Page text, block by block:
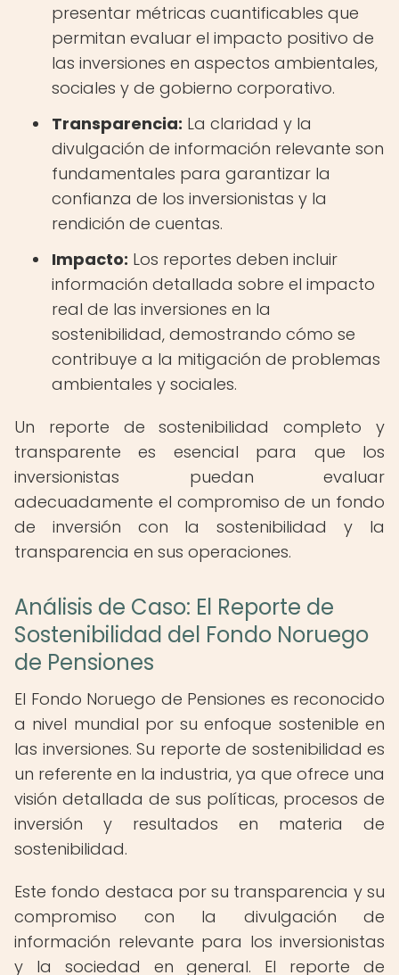
presentar métricas cuantificables que
permitan evaluar el impacto positivo de
las inversiones en aspectos ambientales,
sociales y de gobierno corporativo.
Transparencia: La claridad y la
divulgación de información relevante son
fundamentales para garantizar la
confianza de los inversionistas y la
rendición de cuentas.
Impacto: Los reportes deben incluir
información detallada sobre el impacto
real de las inversiones en la
sostenibilidad, demostrando cómo se
contribuye a la mitigación de problemas
ambientales y sociales.
Un reporte de sostenibilidad completo y
transparente es esencial para que los
inversionistas puedan evaluar
adecuadamente el compromiso de un fondo
de inversión con la sostenibilidad y la
transparencia en sus operaciones.
Análisis de Caso: El Reporte de
Sostenibilidad del Fondo Noruego
de Pensiones
El Fondo Noruego de Pensiones es reconocido
a nivel mundial por su enfoque sostenible en
las inversiones. Su reporte de sostenibilidad es
un referente en la industria, ya que ofrece una
visión detallada de sus políticas, procesos de
inversión y resultados en materia de
sostenibilidad.
Este fondo destaca por su transparencia y su
compromiso con la divulgación de
información relevante para los inversionistas
y la sociedad en general. El reporte de